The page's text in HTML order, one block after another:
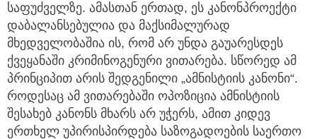
საფუძველზე. ამასთან ერთად, ეს კანონპროექტი
დაბალანსებულია და მაქსიმალურად
მხედველობაშია ის, რომ არ უნდა გაუარესდეს
ქვეყანაში კრიმინოგენური ვითარება. სწორედ ამ
პრინციპით არის შედგენილი „ამნისტიის კანონი“.
როდესაც ამ ვითარებაში ოპოზიცია ამნისტიის
შესახებ კანონს მხარს არ უჭერს, ამით კიდევ
ერთხელ უპირისპირდება საზოგადოების საერთო